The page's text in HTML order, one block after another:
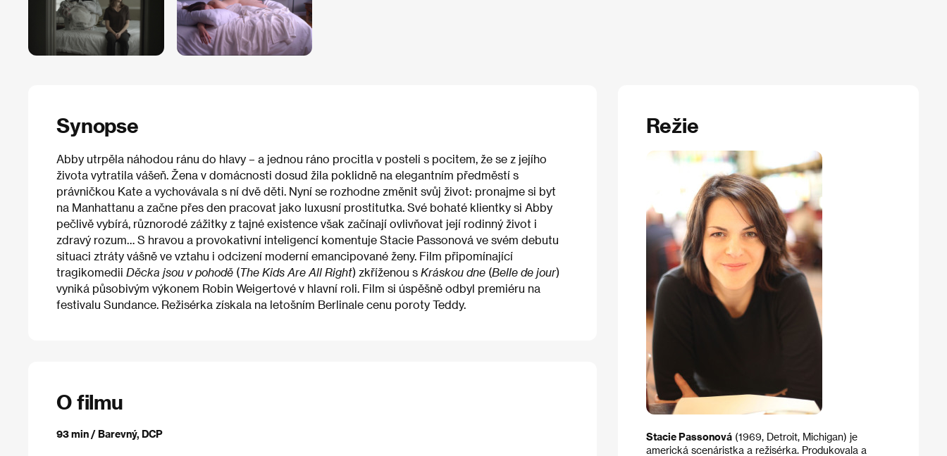
Synopse
Abby utrpěla náhodou ránu do hlavy – a jednou ráno procitla v posteli s pocitem, že se z jejího
života vytratila vášeň. Žena v domácnosti dosud žila poklidně na elegantním předměstí s
právničkou Kate a vychovávala s ní dvě děti. Nyní se rozhodne změnit svůj život: pronajme si byt
na Manhattanu a začne přes den pracovat jako luxusní prostitutka. Své bohaté klientky si Abby
pečlivě vybírá, různorodé zážitky z tajné existence však začínají ovlivňovat její rodinný život i
zdravý rozum… S hravou a provokativní inteligencí komentuje Stacie Passonová ve svém debutu
situaci ztráty vášně ve vztahu i odcizení moderní emancipované ženy. Film připomínající
tragikomedii Děcka jsou v pohodě (The Kids Are All Right) zkříženou s Kráskou dne (Belle de jour)
vyniká působivým výkonem Robin Weigertové v hlavní roli. Film si úspěšně odbyl premiéru na
festivalu Sundance. Režisérka získala na letošním Berlinale cenu poroty Teddy.
O filmu
93 min / Barevný, DCP
Režie
Stacie Passonová(1969, Detroit, Michigan) je
americká scenáristka a režisérka. Produkovala a